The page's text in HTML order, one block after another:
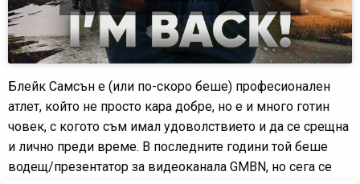
Блейк Самсън е (или по-скоро беше) професионален
атлет, който не просто кара добре, но е и много готин
човек, с когото съм имал удоволствието и да се срещна
и лично преди време. В последните години той беше
водещ/презентатор за видеоканала GMBN, но сега се